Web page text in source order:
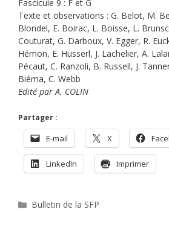
Fascicule 9 : F et G
Texte et observations : G. Belot, M.
Blondel, E. Boirac, L. Boisse, L.
Couturat, G. Darboux, V. Egger, R.
Hémon, E. Husserl, J. Lachelier, A.
Pécaut, C. Ranzoli, B. Russell, J.
Biéma, C. Webb
Edité par A. COLIN
Partager :
E-mail X
LinkedIn Imprimer
Catégories
Bulletin de la SFP